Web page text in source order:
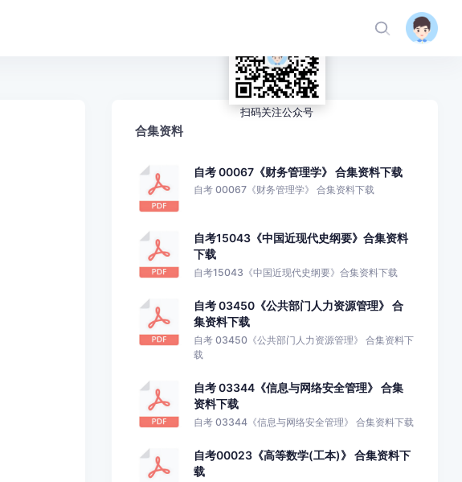
合集资料
自考 00067《财务管理学》 合集资料下载
自考 00067《财务管理学》 合集资料下载
自考15043《中国近现代史纲要》合集资料
下载
自考15043《中国近现代史纲要》合集资料下载
自考 03450《公共部门人力资源管理》 合
集资料下载
自考 03450《公共部门人力资源管理》 合集资料下
载
自考 03344《信息与网络安全管理》 合集
资料下载
自考 03344《信息与网络安全管理》 合集资料下载
自考00023《高等数学(工本)》 合集资料下
载
扫码关注公众号